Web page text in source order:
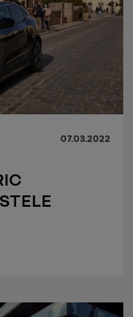
07.03.2022